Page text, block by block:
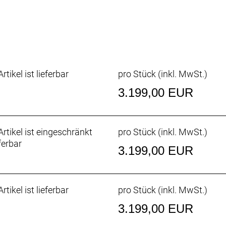
beim Eintauschen der Federung einen
bewegt und auf diese Weise schneller ausweicht. Auf
beseitigt nicht nur den Pedalrückschlag des hohen
du selbst große Brocken Volley nehmen, während
ist lieferbar pro Stück (inkl. MwSt.)
3.199,00 EUR
ist eingeschränkt
pro Stück (inkl. MwSt.)
3.199,00 EUR
ist lieferbar pro Stück (inkl. MwSt.)
3.199,00 EUR